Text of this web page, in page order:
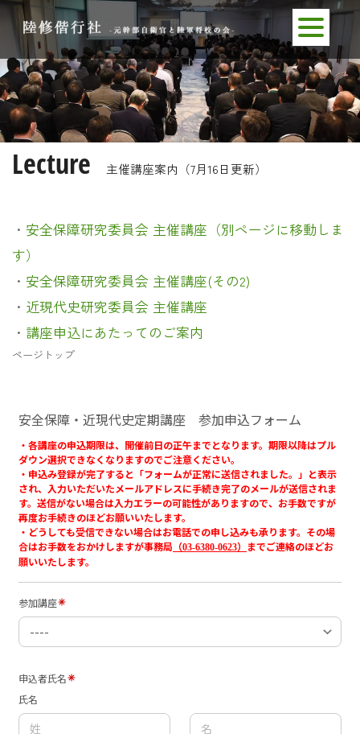
Lecture 主催講座案内（7月16日更新）
・ 安全保障研究委員会 主催講座（別ページに移動しま
す）
・ 安全保障研究委員会 主催講座(その2)
・ 近現代史研究委員会 主催講座
・ 講座申込にあたってのご案内
ページトップ